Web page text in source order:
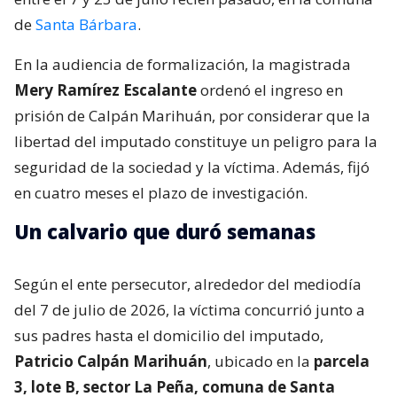
deSanta Bárbara.
En la audiencia de formalización, la magistrada
Mery Ramírez Escalanteordenó el ingreso en
prisión de Calpán Marihuán, por considerar que la
libertad del imputado constituye un peligro para la
seguridad de la sociedad y la víctima. Además, fijó
en cuatro meses el plazo de investigación.
Un calvario que duró semanas
Según el ente persecutor, alrededor del mediodía
del 7 de julio de 2026, la víctima concurrió junto a
sus padres hasta el domicilio del imputado,
Patricio Calpán Marihuán, ubicado en la parcela
3, lote B, sector La Peña, comuna de Santa